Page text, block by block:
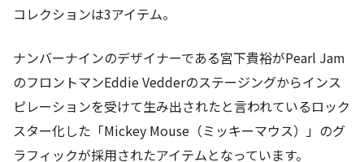
コレクションは3アイテム。
ナンバーナインのデザイナーである宮下貴裕がPearl Jam
のフロントマンEddie Vedderのステージングからインス
ピレーションを受けて生み出されたと言われているロック
スター化した「Mickey Mouse（ミッキーマウス）」のグ
ラフィックが採用されたアイテムとなっています。